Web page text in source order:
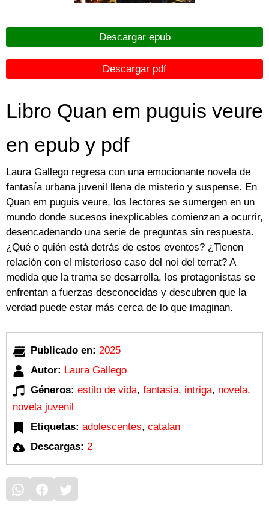
Descargar epub
Descargar pdf
Libro Quan em puguis veure
en epub y pdf
Laura Gallego regresa con una emocionante novela de
fantasía urbana juvenil llena de misterio y suspense. En
Quan em puguis veure, los lectores se sumergen en un
mundo donde sucesos inexplicables comienzan a ocurrir,
desencadenando una serie de preguntas sin respuesta.
¿Qué o quién está detrás de estos eventos? ¿Tienen
relación con el misterioso caso del noi del terrat? A
medida que la trama se desarrolla, los protagonistas se
enfrentan a fuerzas desconocidas y descubren que la
verdad puede estar más cerca de lo que imaginan.
Publicado en: 2025
Autor: Laura Gallego
Géneros: estilo de vida, fantasia, intriga, novela,
novela juvenil
Etiquetas: adolescentes, catalan
Descargas: 2